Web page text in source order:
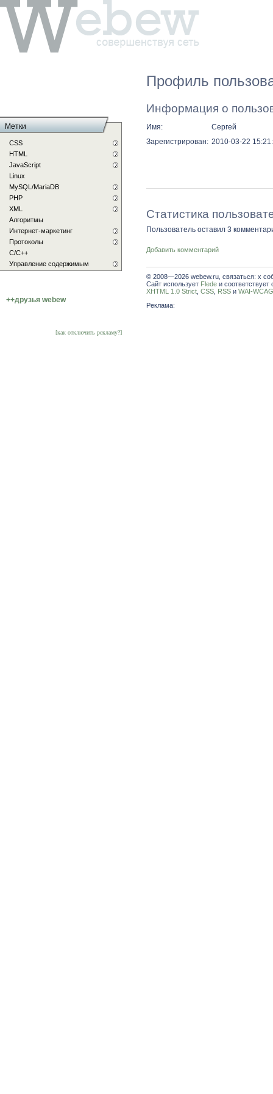
Профиль
Информация о
Имя:
Сергей
Зарегистрирован: 2010-03-22
Статистика
Пользователь оставил 3
Добавить комментарий
© 2008—2026 webew.ru, связаться: x
Сайт использует Flede и соответствует
XHTML 1.0 Strict CSS RSS и WAI-
Реклама:
Метки
CSS
HTML
JavaScript
Linux
MySQL/MariaDB
PHP
XML
Алгоритмы
Интернет-маркетинг
Протоколы
С/C++
Управление содержимым
++друзья webew
[как отключить рекламу?]